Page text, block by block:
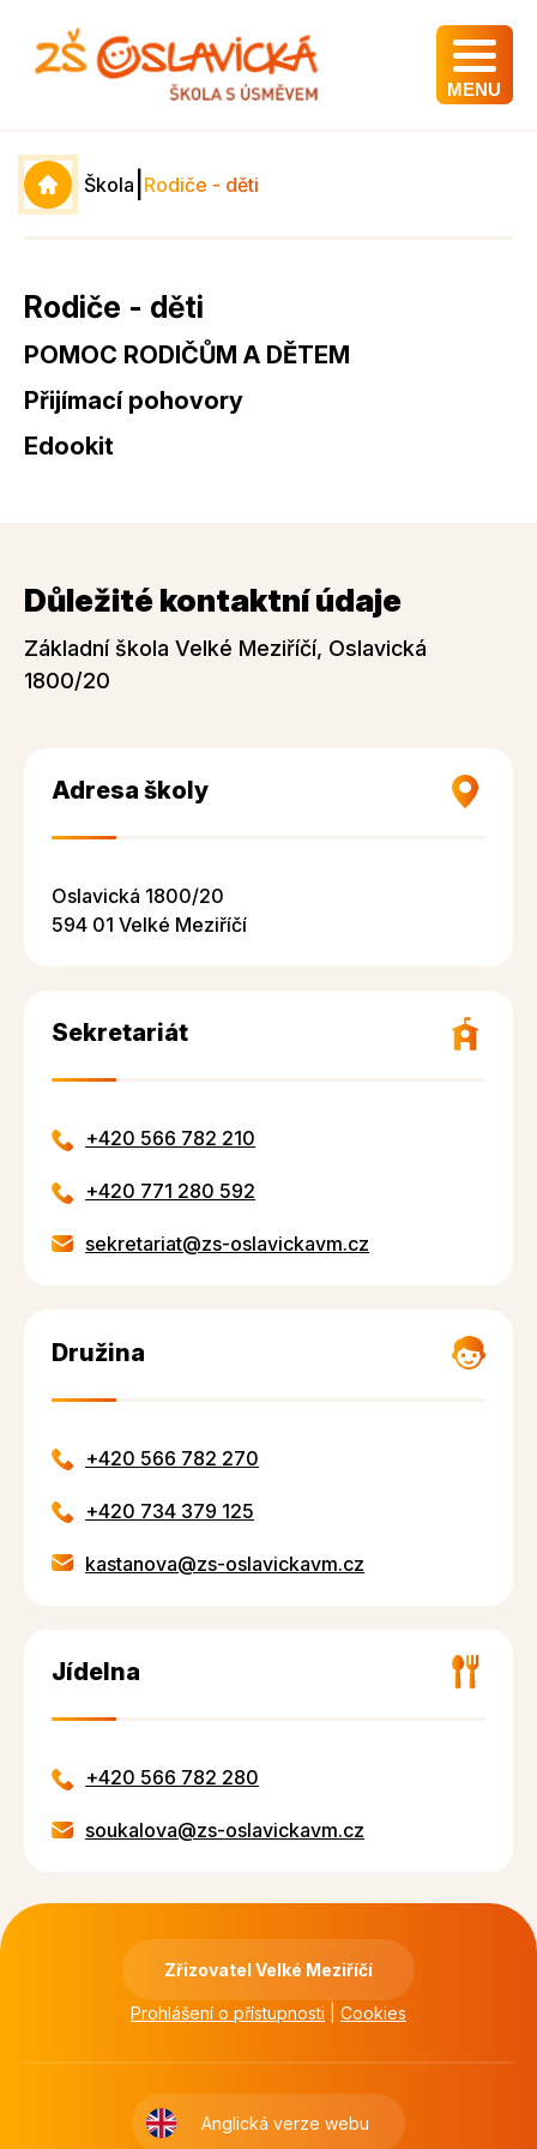
MENU
Škola Rodiče - děti
Rodiče - děti
POMOC RODIČŮM A DĚTEM
Přijímací pohovory
Edookit
Důležité kontaktní údaje
Základní škola Velké Meziříčí, Oslavická
1800/20
Adresa školy
Oslavická 1800/20
594 01 Velké Meziříčí
Sekretariát
+420 566 782 210
+420 771 280 592
sekretariat@zs-oslavickavm.cz
Družina
+420 566 782 270
+420 734 379 125
kastanova@zs-oslavickavm.cz
Jídelna
+420 566 782 280
soukalova@zs-oslavickavm.cz
Zřizovatel Velké Meziříčí
Prohlášení o přístupnosti Cookies
Anglická verze webu